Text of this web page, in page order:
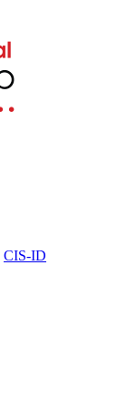
CIS-ID